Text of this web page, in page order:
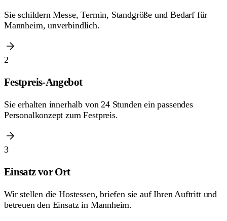
Sie schildern Messe, Termin, Standgröße und Bedarf für
Mannheim, unverbindlich.
2
Festpreis-Angebot
Sie erhalten innerhalb von 24 Stunden ein passendes
Personalkonzept zum Festpreis.
3
Einsatz vor Ort
Wir stellen die Hostessen, briefen sie auf Ihren Auftritt und
betreuen den Einsatz in Mannheim.